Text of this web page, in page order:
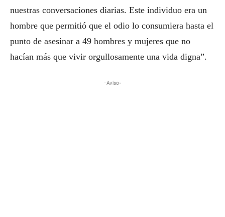
nuestras conversaciones diarias. Este individuo era un
hombre que permitió que el odio lo consumiera hasta el
punto de asesinar a 49 hombres y mujeres que no
hacían más que vivir orgullosamente una vida digna”.
-Aviso-